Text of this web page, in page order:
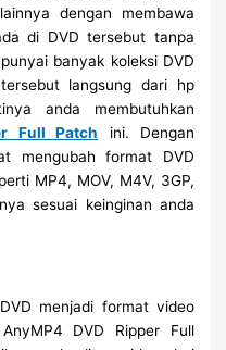
dengan membawa
di DVD tersebut tanpa
banyak koleksi DVD
langsung dari hp
anda membutuhkan
Full Patch ini. Dengan
mengubah format DVD
MP4, MOV, M4V, 3GP,
sesuai keinginan anda
menjadi format video
DVD Ripper Full